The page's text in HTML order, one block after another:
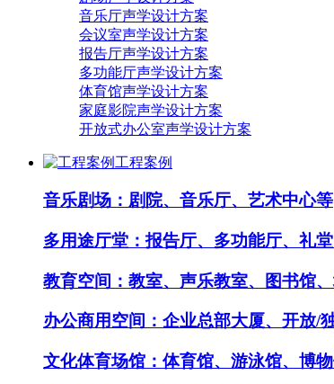
音乐厅声学设计方案
会议室声学设计方案
报告厅声学设计方案
多功能厅声学设计方案
体育馆声学设计方案
家庭影院声学设计方案
开放式办公室声学设计方案
工程案例
音乐剧场：剧院、音乐厅、艺术中心等
多用途厅堂：报告厅、多功能厅、礼
教育空间：教室、声乐教室、图书馆
办公商用空间：企业总部大厦、开放/
文化体育场馆：体育馆、游泳馆、博